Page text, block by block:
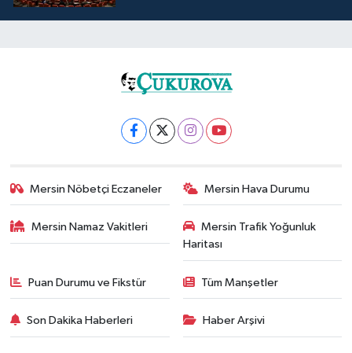
Mersin Nöbetçi Eczaneler Mersin Hava Durumu
Mersin Namaz Vakitleri
Mersin Trafik Yoğunluk
Haritası
Puan Durumu ve Fikstür Tüm Manşetler
Son Dakika Haberleri Haber Arşivi